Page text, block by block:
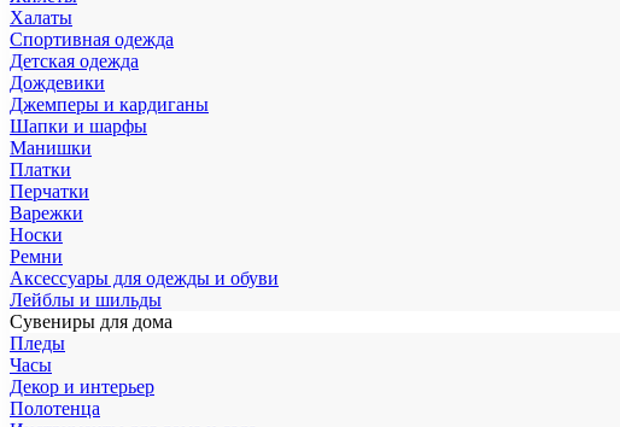
Халаты
Спортивная одежда
Детская одежда
Дождевики
Джемперы и кардиганы
Шапки и шарфы
Манишки
Платки
Перчатки
Варежки
Носки
Ремни
Аксессуары для одежды и обуви
Лейблы и шильды
Сувениры для дома
Пледы
Часы
Декор и интерьер
Полотенца